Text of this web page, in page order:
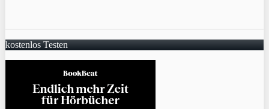
kostenlos Testen